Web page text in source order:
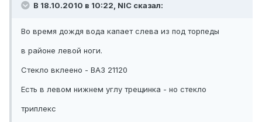
В 18.10.2010 в 10:22, NIC сказал:
Во время дождя вода капает слева из под торпеды
в районе левой ноги.
Стекло вклеено - ВАЗ 21120
Есть в левом нижнем углу трещинка - но стекло
триплекс